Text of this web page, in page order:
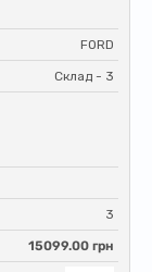
FORD
Склад - 3
3
15099.00 грн